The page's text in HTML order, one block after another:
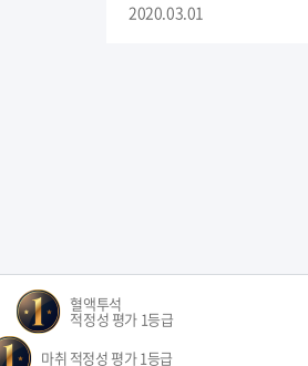
2020.03.01
혈액투석
적정성 평가 1등급
마취 적정성 평가 1등급